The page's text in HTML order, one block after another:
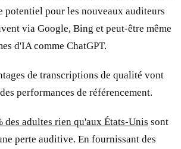
potentiel pour les nouveaux auditeurs
via Google, Bing et peut-être même
d'IA comme ChatGPT.
de transcriptions de qualité vont
performances de référencement.
des adultes rien qu'aux États-Unis sont
perte auditive. En fournissant des